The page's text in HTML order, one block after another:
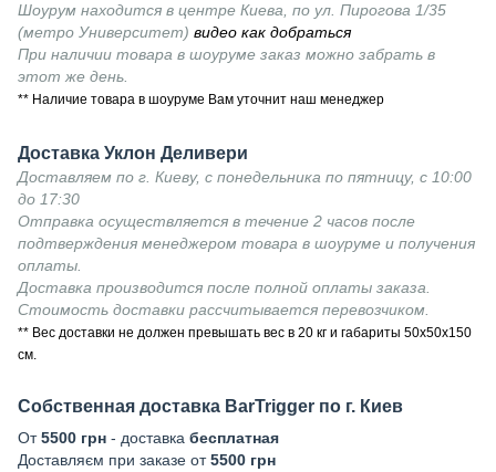
Шоурум находится в центре Киева, по ул. Пирогова 1/35
(метро Университет) видео как добраться
При наличии товара в шоуруме заказ можно забрать в
этот же день.
** Наличие товара в шоуруме Вам уточнит наш менеджер
Доставка Уклон Деливери
Доставляем по г. Киеву, с понедельника по пятницу, с 10:00
до 17:30
Отправка осуществляется в течение 2 часов после
подтверждения менеджером товара в шоуруме и получения
оплаты.
Доставка производится после полной оплаты заказа.
Стоимость доставки рассчитывается перевозчиком.
** Вес доставки не должен превышать вес в 20 кг и габариты 50х50х150
см.
Собственная доставка BarTrigger по г. Киев
От5500 грн - доставка бесплатная
Доставляєм при заказе от5500 грн